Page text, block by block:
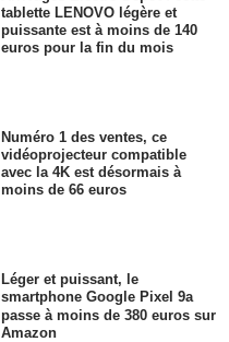
tablette LENOVO légère et
puissante est à moins de 140
euros pour la fin du mois
Numéro 1 des ventes, ce
vidéoprojecteur compatible
avec la 4K est désormais à
moins de 66 euros
Léger et puissant, le
smartphone Google Pixel 9a
passe à moins de 380 euros sur
Amazon